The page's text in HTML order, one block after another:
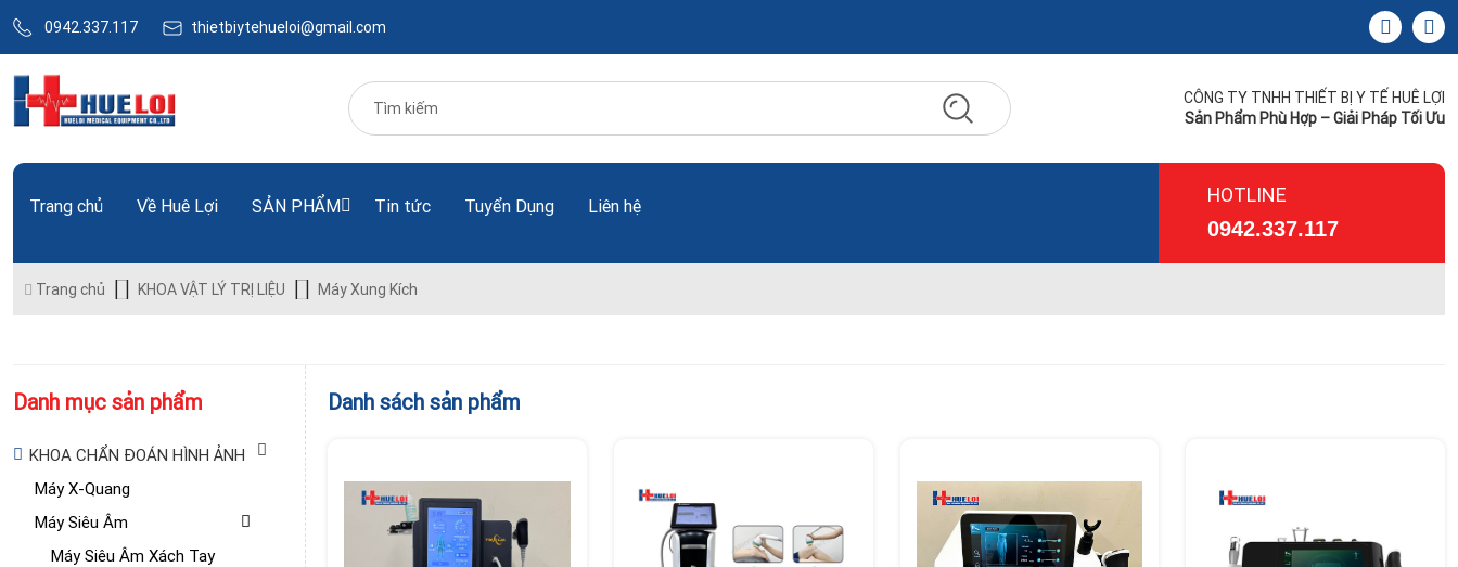
0942.337.117 thietbiytehueloi@gmail.com
CÔNG TY TNHH THIẾT BỊ Y TẾ HUÊ LỢI
Sản Phẩm Phù Hợp – Giải Pháp Tối Ưu
Trang chủ Về Huê Lợi SẢN PHẨM Tin tức Tuyển Dụng Liên hệ HOTLINE
0942.337.117
Trang chủ KHOA VẬT LÝ TRỊ LIỆU Máy Xung Kích
Danh mục sản phẩm
KHOA CHẨN ĐOÁN HÌNH ẢNH
Máy X-Quang
Máy Siêu Âm
Máy Siêu Âm Xách Tay
Danh sách sản phẩm